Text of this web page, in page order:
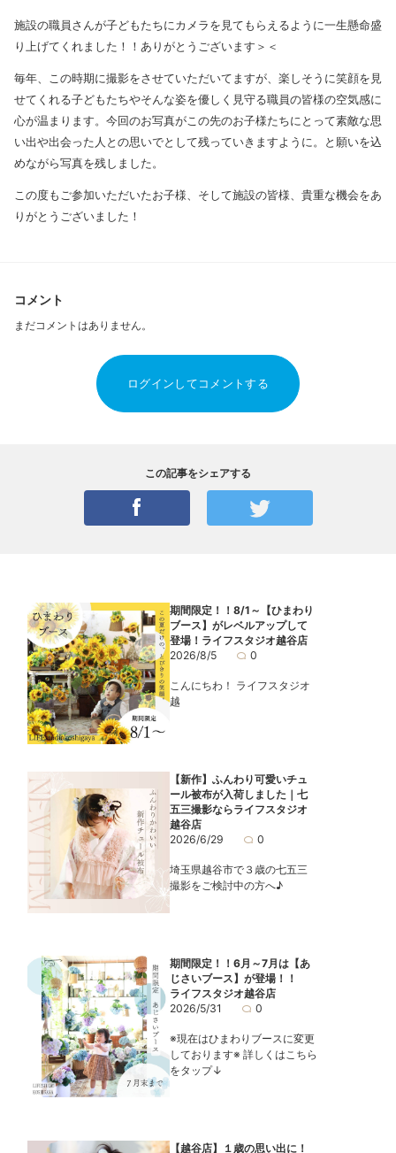
施設の職員さんが子どもたちにカメラを見てもらえるように一生懸命盛
り上げてくれました！！ありがとうございます＞＜
毎年、この時期に撮影をさせていただいてますが、楽しそうに笑顔を見
せてくれる子どもたちやそんな姿を優しく見守る職員の皆様の空気感に
心が温まります。今回のお写真がこの先のお子様たちにとって素敵な思
い出や出会った人との思いでとして残っていきますように。と願いを込
めながら写真を残しました。
この度もご参加いただいたお子様、そして施設の皆様、貴重な機会をあ
りがとうございました！
コメント
まだコメントはありません。
ログインしてコメントする
この記事をシェアする
期間限定！！8/1～【ひまわり
ブース】がレベルアップして
登場！ライフスタジオ越谷店
2026/8/5
0
こんにちわ！ ライフスタジオ
越
【新作】ふんわり可愛いチュ
ール被布が入荷しました｜七
五三撮影ならライフスタジオ
越谷店
2026/6/29
0
埼玉県越谷市で３歳の七五三
撮影をご検討中の方へ♪
期間限定！！6月～7月は【あ
じさいブース】が登場！！
ライフスタジオ越谷店
2026/5/31
0
※現在はひまわりブースに変更
しております※ 詳しくはこちら
をタップ↓
【越谷店】１歳の思い出に！